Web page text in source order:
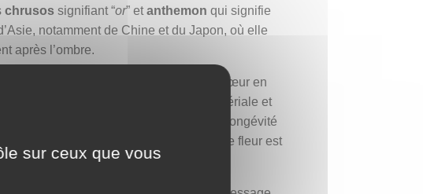
chrusos signifiant “or” et anthemon qui signifie
notamment de Chine et du Japon, où elle
après l’ombre.
la vie, la joie et la noblesse de cœur en
le chrysanthème est lié à la famille impériale et
(菊花, júhuā) est symbole de longévité
reconnues dans la tradition. Cette fleur est
le froid.
sur ceux que vous